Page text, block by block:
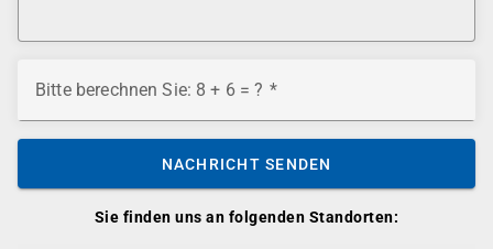
Sie finden uns an folgenden Standorten:
Bitte berechnen Sie: 8 + 6 = ?
NACHRICHT SENDEN